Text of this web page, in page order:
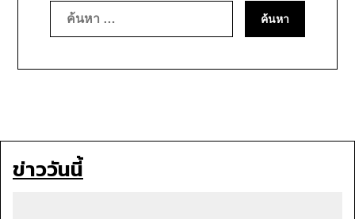
ค้นหา
สำหรับ:
ข่าววันนี้